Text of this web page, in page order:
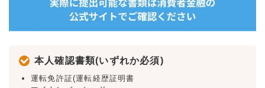
本人確認書類(いずれか必須)
運転免許証(運転経歴証明書